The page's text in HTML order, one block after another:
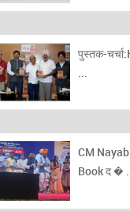
पुस्तक-
CM
Book द �